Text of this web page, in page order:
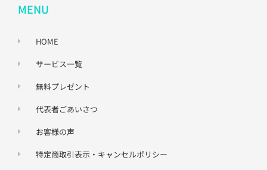
MENU
HOME
サービス一覧
無料プレゼント
代表者ごあいさつ
お客様の声
特定商取引表示・キャンセルポリシー